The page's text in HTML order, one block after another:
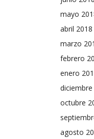
mayo
abril 2018
marzo
febrero
enero
octubre
agosto